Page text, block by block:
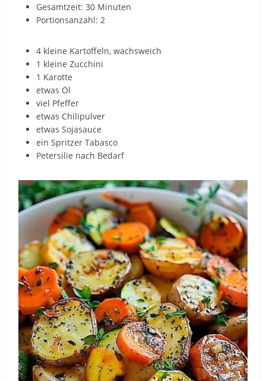
Gesamtzeit: 30 Minuten
Portionsanzahl: 2
4 kleine Kartoffeln, wachsweich
1 kleine Zucchini
1 Karotte
etwas Öl
viel Pfeffer
etwas Chilipulver
etwas Sojasauce
ein Spritzer Tabasco
Petersilie nach Bedarf